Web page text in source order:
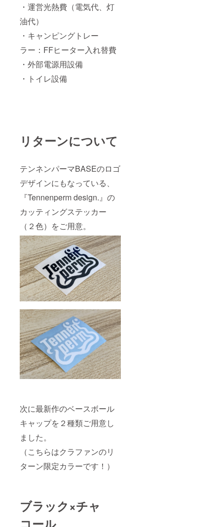
・運営光熱費（電気代、灯
油代）
・キャンピングトレー
ラー：FFヒーター入れ替費
・外部電源用設備
・トイレ設備
リターンについて
テンネンパーマBASEのロゴ
デザインにもなっている、
『Tennenperm design.』の
カッティングステッカー
（２色）をご用意。
次に最新作のベースボール
キャップを２種類ご用意し
ました。
（こちらはクラファンのリ
ターン限定カラーです！）
ブラック×チャ
コール